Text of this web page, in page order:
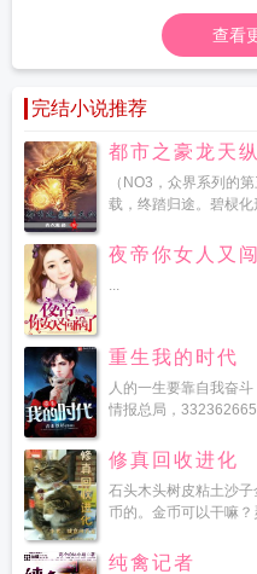
查看
完结小说推荐
都市之豪龙天纵
（NO3，众界系列的
载，终踏归途。碧棂
夜帝你女人又
...
重生我的时代
人的一生要靠自我奋
情报总局，
修真回收进化
石头木头树皮粘土沙
币的。金币可以干嘛
纯禽记者